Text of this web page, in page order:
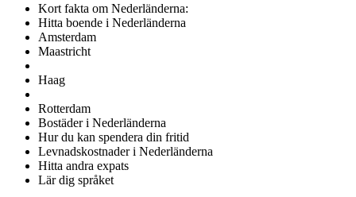
Kort fakta om Nederländerna:
Hitta boende i Nederländerna
Amsterdam
Maastricht
Haag
Rotterdam
Bostäder i Nederländerna
Hur du kan spendera din fritid
Levnadskostnader i Nederländerna
Hitta andra expats
Lär dig språket